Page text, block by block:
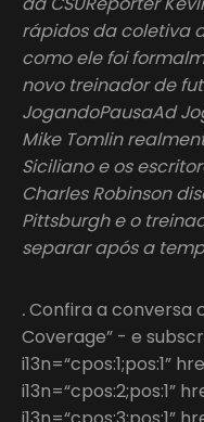
rápidos da coletiva
como ele foi
novo treinador de
JogandoPausaAd
Mike Tomlin
Siciliano e os
Charles Robinson
Pittsburgh e o
separar após a
.Confira a conversa
Coverage” - e
i13n=“cpos:1;pos:1”
i13n=“cpos:2;pos:1”